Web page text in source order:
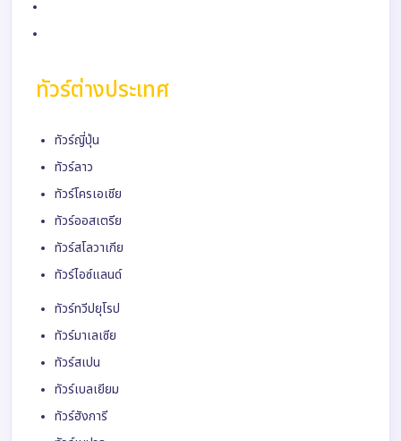
ทัวร์ต่างประเทศ
ทัวร์ญี่ปุ่น
ทัวร์ลาว
ทัวร์โครเอเชีย
ทัวร์ออสเตรีย
ทัวร์สโลวาเกีย
ทัวร์ไอซ์แลนด์
ทัวร์ทวีปยุโรป
ทัวร์มาเลเซีย
ทัวร์สเปน
ทัวร์เบลเยียม
ทัวร์ฮังการี